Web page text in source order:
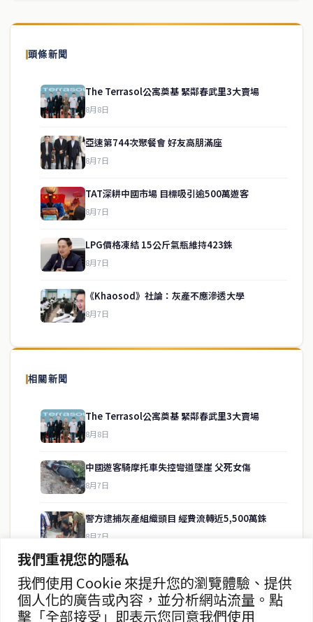
我們重視您的隱私
我們使用 Cookie 來提升您的瀏覽體驗、提供
個人化的廣告或內容，並分析網站流量。點
擊「全部接受」即表示您同意我們使用
頭條新聞
The Terrasol公寓奠基 緊鄰春武里3大賣場
8月8日
亞速第744次聚餐會 好友高朋滿座
8月7日
TAT深耕中國市場 目標吸引逾500萬遊客
8月7日
LPG價格凍結 15公斤氣瓶維持423銖
8月7日
《Khaosod》社論：灰產不應滲透大學
8月7日
相關新聞
The Terrasol公寓奠基 緊鄰春武里3大賣場
8月8日
中國遊客騎摩托車失控彎道墜崖 父死女傷
8月7日
警方逮捕灰產組織頭目 經費流轉近5,500萬銖
8月7日
暖府名校槍擊案 學生槍手自戕 動機待查
8月7日
關於我們
泰國中文新聞（TCN）是一家總部設於曼谷的中文新聞媒體，致力於
供即時、客觀、多元的中文新聞內容。
房地產
聯絡資訊
歡迎來信洽詢合作事宜
service@thaichinesenews.com